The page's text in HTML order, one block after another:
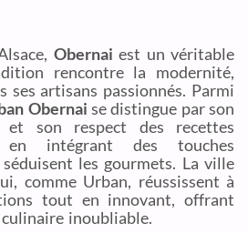
Obernai est un véritable
rencontre la modernité,
ses artisans passionnés. Parmi
Obernai se distingue par son
et son respect des recettes
en intégrant des touches
les gourmets. La ville
comme Urban, réussissent à
tout en innovant, offrant
inoubliable.